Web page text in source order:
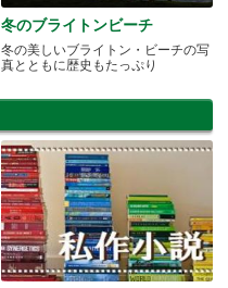
冬のブライトンビーチ
冬の美しいブライトン・ビーチの写
真とともに歴史もたっぷり